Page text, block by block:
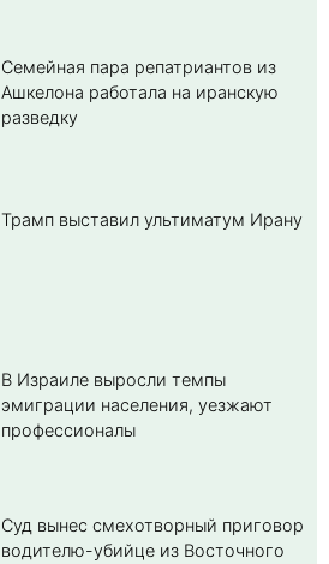
Семейная пара репатриантов из
Ашкелона работала на иранскую
разведку
Трамп выставил ультиматум Ирану
В Израиле выросли темпы
эмиграции населения, уезжают
профессионалы
Суд вынес смехотворный приговор
водителю-убийце из Восточного